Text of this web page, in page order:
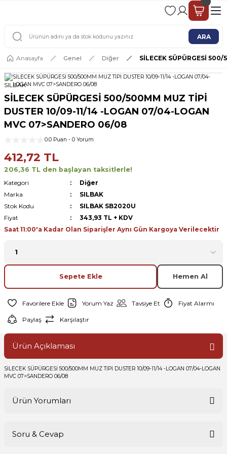
2 - 4 İŞ GÜNÜ İÇERİSİNDE KARGO
ARA
Anasayfa Genel Diğer SİLECEK SÜPÜRGESİ
SILBAK
SİLECEK SÜPÜRGESİ 500/500MM MUZ TİPİ
DUSTER 10/09-11/14 -LOGAN 07/04-LOGAN
MVC 07>SANDERO 06/08
0.0 Puan - 0 Yorum
412,72 TL
206,36 TL den başlayan taksitlerle!
Kategori
Diğer
Marka
SILBAK
Stok Kodu
SILBAK SB2020U
Fiyat
343,93 TL + KDV
Saat 11:00'a Kadar Olan Siparişler Aynı Gün Kargoya Verilecektir
Sepete Ekle Hemen Al
Yorum Yaz Tavsiye Et Fiyat Alarmı
Paylaş Karşılaştır
Ürün Açıklaması
SİLECEK SÜPÜRGESİ 500/500MM MUZ TİPİ DUSTER 10/09-11/14 -LOGAN 07/04-LOGAN
MVC 07>SANDERO 06/08
Ürün Yorumları
Soru & Cevap